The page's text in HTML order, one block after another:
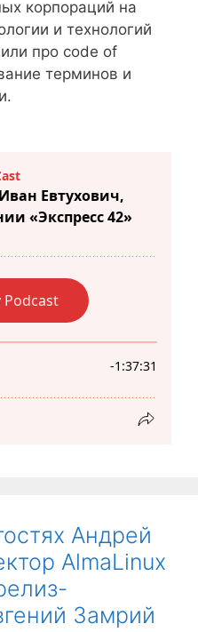
корпораций на
и технологий
про code of
терминов и
Андрей
AlmaLinux
Замрий